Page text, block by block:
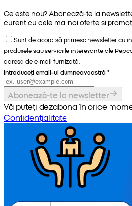
Ce este nou? Abonează-te la
curent cu cele mai noi oferte și
Sunt de acord să primesc newsletter cu
produsele sau serviciile interesante ale
adresa de e-mail furnizată.
Introduceți email-ul dumneavoastră *
Abonează-te la newsletter
Vă puteți dezabona în orice
Confidențialitate